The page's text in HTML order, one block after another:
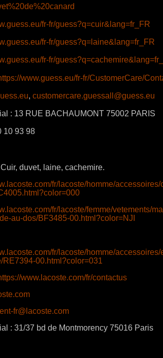
fr-fr/guess?q=cuir&lang=fr_FR
fr-fr/guess?q=laine&lang=fr_FR
fr-fr/
www.guess.eu/fr-fr/CustomerCare/
, customercare.guessall@guess.eu
: 13 RUE BACHAUMONT 75002 PARIS
10 93 98
Cuir, duvet, laine, cachemire.
fr/lacoste/homme/
fr/lacoste/femme/vetements/
au-dos/BF3485-00.html?color=NJI
fr/lacoste/homme/
RE7394-00.html?color=031
www.lacoste.com/fr/contactus
fr@lacoste.com
: 31/37 bd de Montmorency 75016 Paris